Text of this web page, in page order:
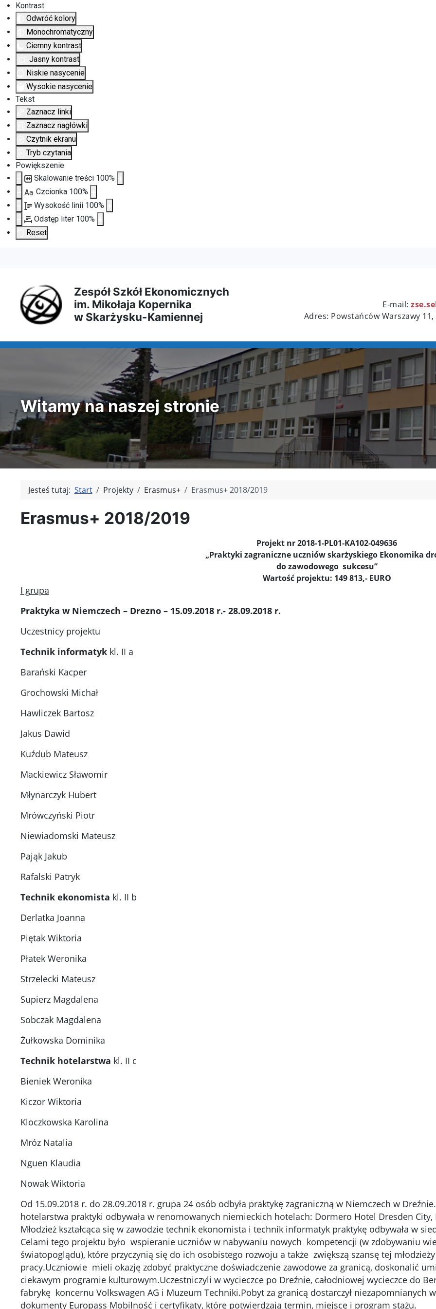
Kontrast
Odwróć kolory
Monochromatyczny
Ciemny kontrast
Jasny kontrast
Niskie nasycenie
Wysokie nasycenie
Tekst
Zaznacz linki
Zaznacz nagłówki
Czytnik ekranu
Tryb czytania
Powiększenie
Skalowanie treści 100%
Aa Czcionka 100%
Wysokość linii 100%
Odstęp liter 100%
Reset
do
treści
do
menu
do
wyszukiwarki
do
mapy
Zespół Szkół Ekonomicznych
im. Mikołaja Kopernika
w Skarżysku-Kamiennej
E-mail:
Adres: Powstańców Warszawy
Witamy na naszej stronie
Jesteś tutaj: Start Projekty Erasmus+ Erasmus+ 2018/2019
Erasmus+ 2018/2019
Projekt nr2018-1-PL01-KA102-049636
„Praktyki zagraniczne uczniów skarżyskiego Ekonomika
do zawodowego sukcesu”
Wartość projektu: 149 813,- EURO
I grupa
Praktyka w Niemczech – Drezno – 15.09.2018 r.- 28.09.2018 r.
Uczestnicy projektu
Technik informatykkl. II a
Barański Kacper
Grochowski Michał
Hawliczek Bartosz
Jakus Dawid
Kuźdub Mateusz
Mackiewicz Sławomir
Młynarczyk Hubert
Mrówczyński Piotr
Niewiadomski Mateusz
Pająk Jakub
Rafalski Patryk
Technik ekonomista kl. II b
Derlatka Joanna
Piętak Wiktoria
Płatek Weronika
Strzelecki Mateusz
Supierz Magdalena
Sobczak Magdalena
Żułkowska Dominika
Technik hotelarstwa kl. II c
Bieniek Weronika
Kiczor Wiktoria
Kloczkowska Karolina
Mróz Natalia
Nguen Klaudia
Nowak Wiktoria
Od 15.09.2018 r. do 28.09.2018 r. grupa 24 osób odbyła praktykę zagraniczną w Niemczech w
hotelarstwa praktyki odbywała w renomowanych niemieckich hotelach: Dormero Hotel Dresden
Młodzież kształcąca się w zawodzie technik ekonomista i technik informatyk praktykę odbywała w
Celami tego projektu było wspieranie uczniów w nabywaniu nowych kompetencji (w zdobywaniu
światopoglądu), które przyczynią się do ich osobistego rozwoju a także zwiększą szansę tej
pracy.Uczniowie mieli okazję zdobyć praktyczne doświadczenie zawodowe za granicą, doskonalić
ciekawym programie kulturowym.Uczestniczyli w wycieczce po Dreźnie, całodniowej wycieczce do
fabrykę koncernu Volkswagen AG i Muzeum Techniki.Pobyt za granicą dostarczył niezapomnianych
dokumenty Europass Mobilność i certyfikaty, które potwierdzają termin, miejsce i program stażu.